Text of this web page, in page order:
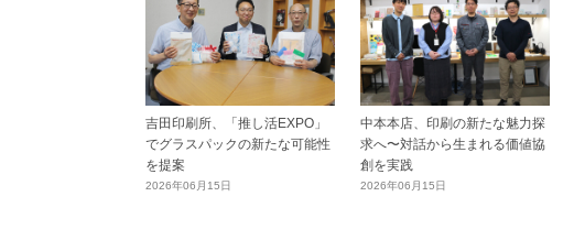
吉田印刷所、「推し活EXPO」
でグラスパックの新たな可能性
を提案
2026年06月15日
中本本店、印刷の新たな魅力探
求へ〜対話から生まれる価値協
創を実践
2026年06月15日